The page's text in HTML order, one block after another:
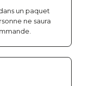
un paquet
ne saura